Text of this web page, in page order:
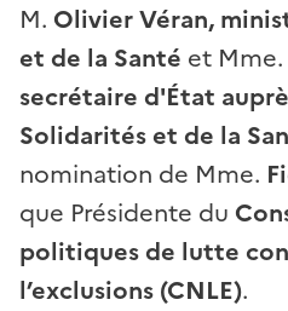
M. Olivier Véran,
et de la Santé et Mme.
secrétaire d'État
Solidarités et de la
nomination de Mme.
que Présidente du
politiques de lutte
l’exclusions (CNLE).